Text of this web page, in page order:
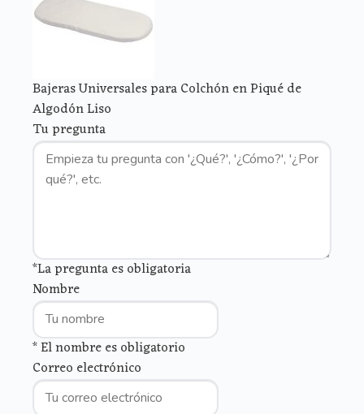
Bajeras Universales para Colchón en Piqué de
Algodón Liso
Tu pregunta
*La pregunta es obligatoria
Nombre
* El nombre es obligatorio
Correo electrónico